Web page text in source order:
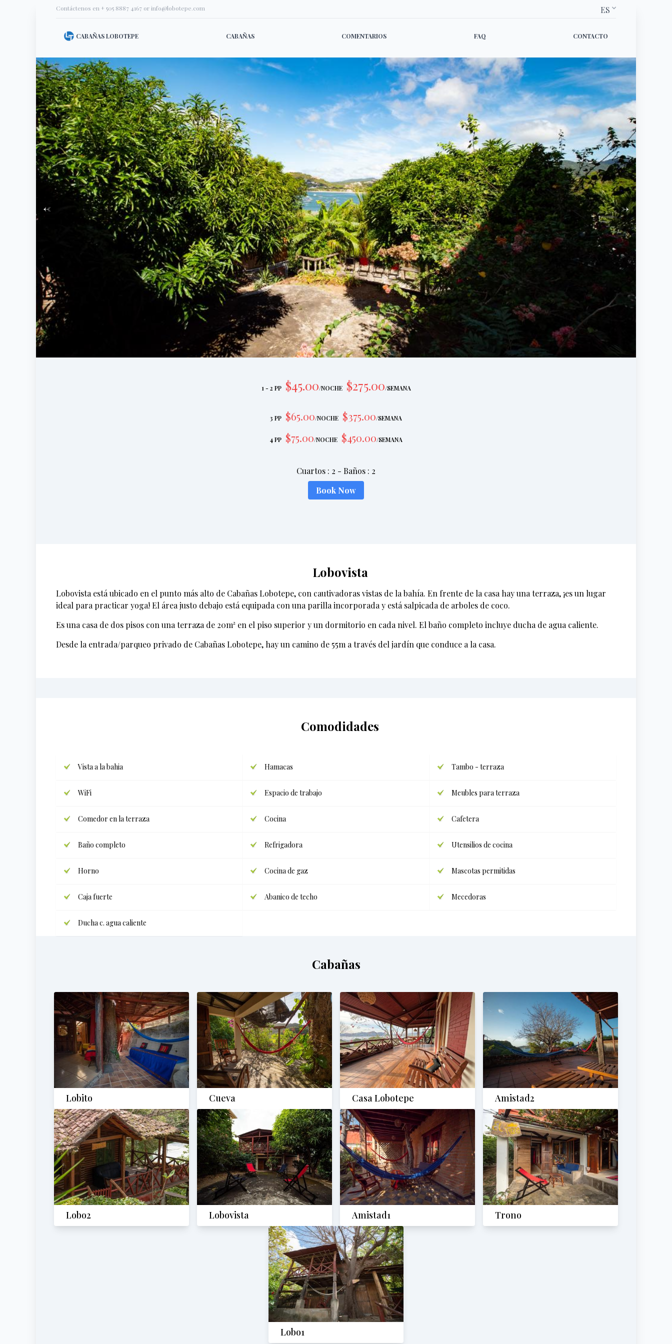
Contáctenos en + 505 8887 4167 orinfo@lobotepe.com ES
CABAÑAS LOBOTEPE CABAÑAS COMENTARIOS FAQ CONTACTO
← →
1 - 2 PP $45.00/NOCHE $275.00/SEMANA
3 PP $65.00/NOCHE $375.00/SEMANA
4 PP $75.00/NOCHE $450.00/SEMANA
Cuartos : 2 - Baños : 2
Book Now
Lobovista
Lobovista está ubicado en el punto más alto de Cabañas Lobotepe, con cautivadoras vistas de la bahía. En frente de la casa hay una terraza, ¡es un lugar
ideal para practicar yoga! El área justo debajo está equipada con una parilla incorporada y está salpicada de arboles de coco.
Es una casa de dos pisos con una terraza de 20m² en el piso superior y un dormitorio en cada nivel. El baño completo incluye ducha de agua caliente.
Desde la entrada/parqueo privado de Cabañas Lobotepe, hay un camino de 55m a través del jardín que conduce a la casa.
Comodidades
Vista a la bahia Hamacas Tambo - terraza
WiFi Espacio de trabajo Meubles para terraza
Comedor en la terraza Cocina Cafetera
Baño completo Refrigadora Utensilios de cocina
Horno Cocina de gaz Mascotas permitidas
Caja fuerte Abanico de techo Mecedoras
Ducha c. agua caliente
Cabañas
Lobito Cueva Casa Lobotepe Amistad2
Lobo2 Lobovista Amistad1 Trono
Lobo1